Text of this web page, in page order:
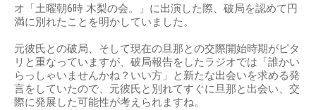
オ「土曜朝6時 木梨の会。」に出演した際、破局を認めて円
満に別れたことを明かしていました。
元彼氏との破局、そして現在の旦那との交際開始時期がピタ
リと重なっていますが、破局報告をしたラジオでは「誰かい
らっしゃいませんかね？いい方」と新たな出会いを求める発
言をしていたので、元彼氏と別れてすぐに旦那と出会い、交
際に発展した可能性が考えられますね。